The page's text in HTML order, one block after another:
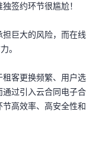
签约环节很尴尬！
巨大的风险，而在线
。
客更换频繁、用户选
过引入云合同电子合
高效率、高安全性和